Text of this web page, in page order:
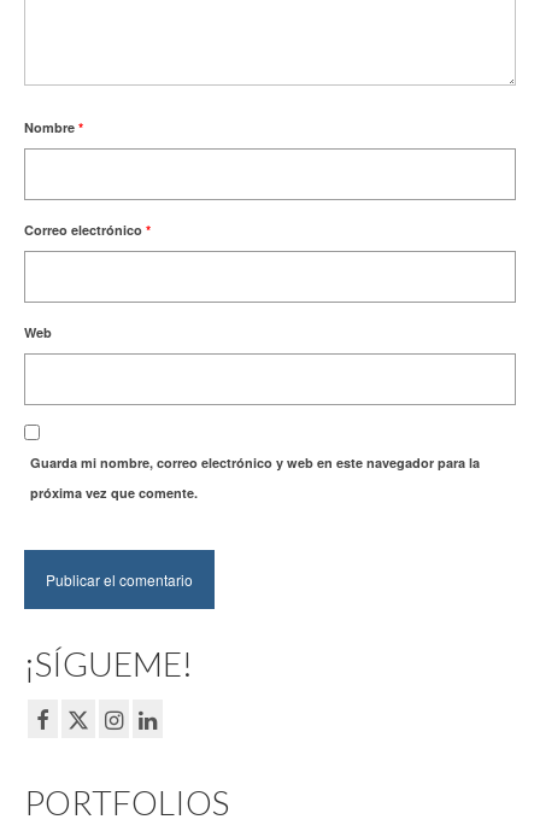
Nombre *
Correo electrónico *
Web
Guarda mi nombre, correo electrónico y web en este navegador para la
próxima vez que comente.
¡SÍGUEME!
PORTFOLIOS